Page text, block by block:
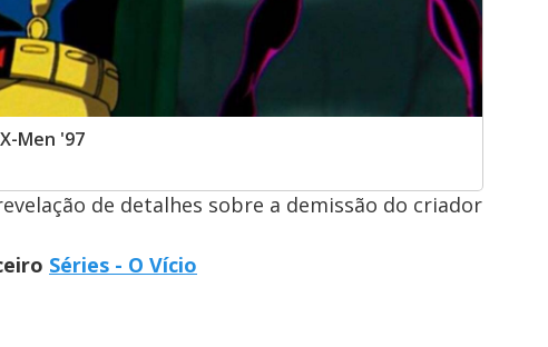
Men '97
de detalhes sobre a demissão do criador
Séries - O Vício